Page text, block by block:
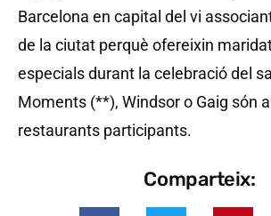
Barcelona en capital del vi
de la ciutat perquè ofereixin
especials durant la celebració del
Moments (**), Windsor o Gaig són
restaurants participants.
Comparteix: